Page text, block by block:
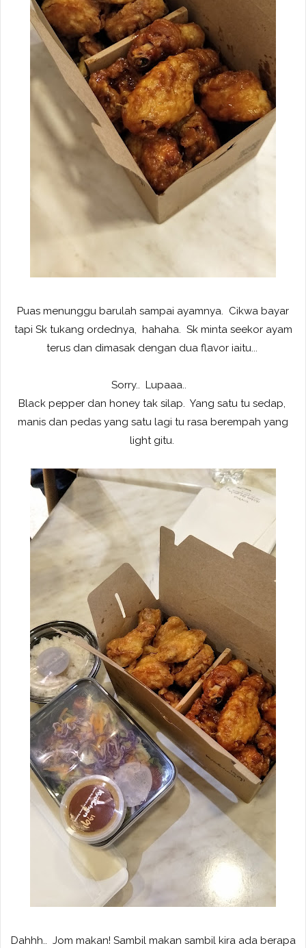
Puas menunggu barulah sampai ayamnya. Cikwa bayar
tapi Sk tukang ordednya, hahaha. Sk minta seekor ayam
terus dan dimasak dengan dua flavor iaitu...
Sorry.. Lupaaa..
Black pepper dan honey tak silap. Yang satu tu sedap,
manis dan pedas yang satu lagi tu rasa berempah yang
light gitu.
Dahhh.. Jom makan! Sambil makan sambil kira ada berapa